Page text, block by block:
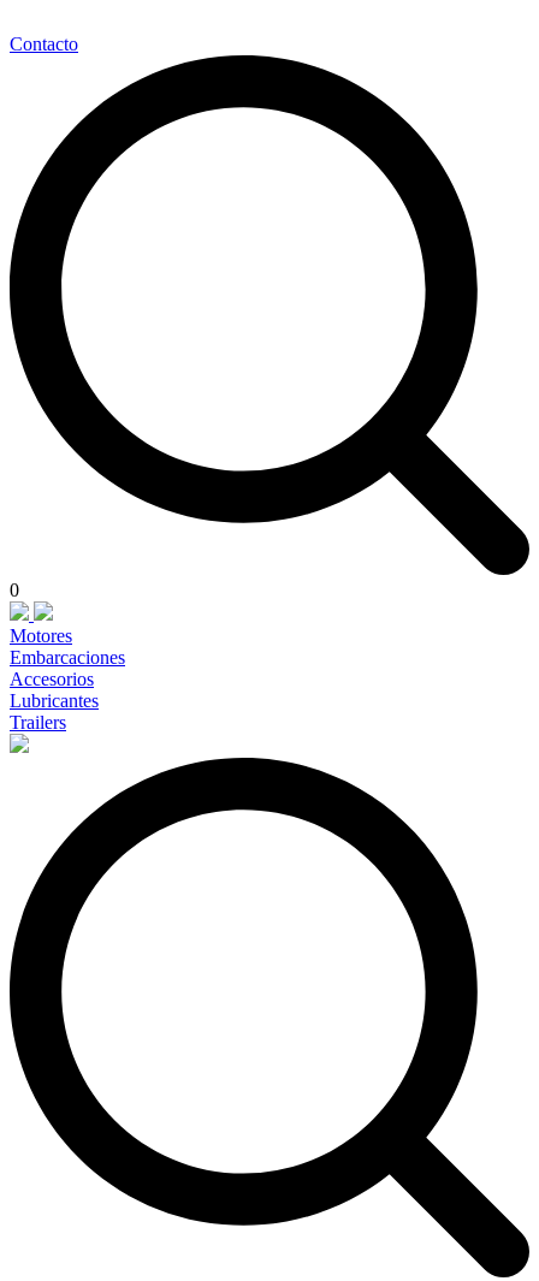
Contacto
0
Motores
Embarcaciones
Accesorios
Lubricantes
Trailers